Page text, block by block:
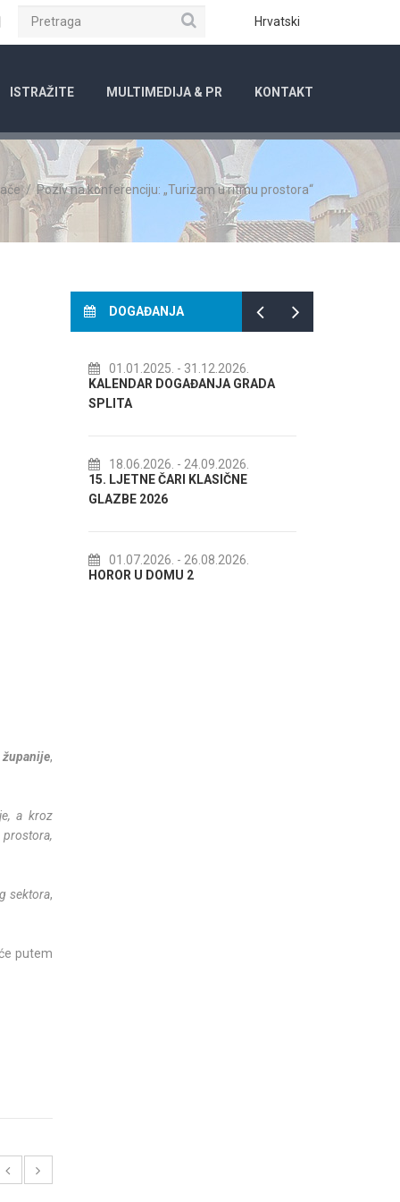
Instagram Hrvatski
Pretraga
ISTRAŽITE MULTIMEDIJA & PR KONTAKT
/Poziv na konferenciju: „Turizam u ritmu prostora“
,
a kroz
sektora,
putem
DOGAĐANJA
01.01.2025. - 31.12.2026.
KALENDAR DOGAĐANJA GRADA
SPLITA
18.06.2026. - 24.09.2026.
15. LJETNE ČARI KLASIČNE
GLAZBE 2026
01.07.2026. - 26.08.2026.
HOROR U DOMU 2